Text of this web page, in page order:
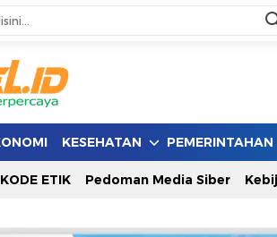
KESEHATAN PEMERINTAHAN
KODE ETIK Pedoman Media Siber